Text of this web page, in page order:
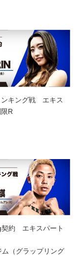
キング戦 エキス
R
約 エキスパート
（グラップリング